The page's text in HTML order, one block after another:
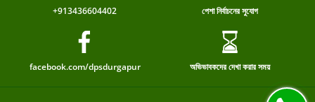
+913436604402 পেশা নির্বাচনের সুযোগ
facebook.com/dpsdurgapur অভিভাবকদের দেখা করার সময়